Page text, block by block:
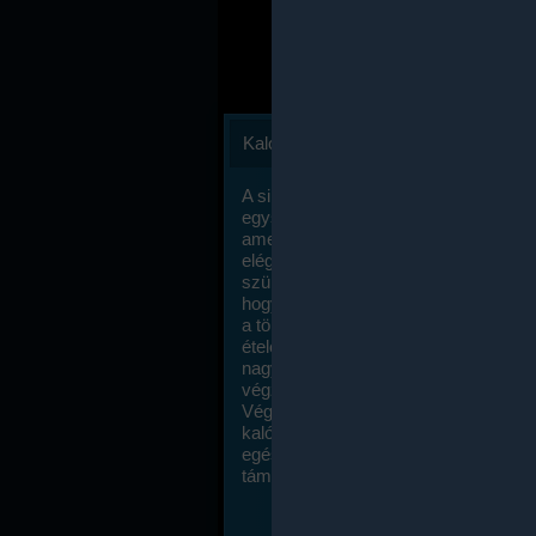
Kalóriaszámlálás
A sikeres fogyás titka valójában igen
egyszerű: égess több energiát, mint
amennyit beviszel. Természetesen
elég nagy fegyelemre és akaraterőre
szükség, de meglepődve fogod
hogy a kalóriaszámolás mennyire
a többi diétához képest. Itt nincsenek
ételek és a megengedett kalóriabevitelt
nagymértékben növelheted ha
végzel.
Végül, de nem utolsó sorban, a
kalóriaszámolás módszerét a legtöbb
egészségügyi szakorvos ajánlja és
támogatja.